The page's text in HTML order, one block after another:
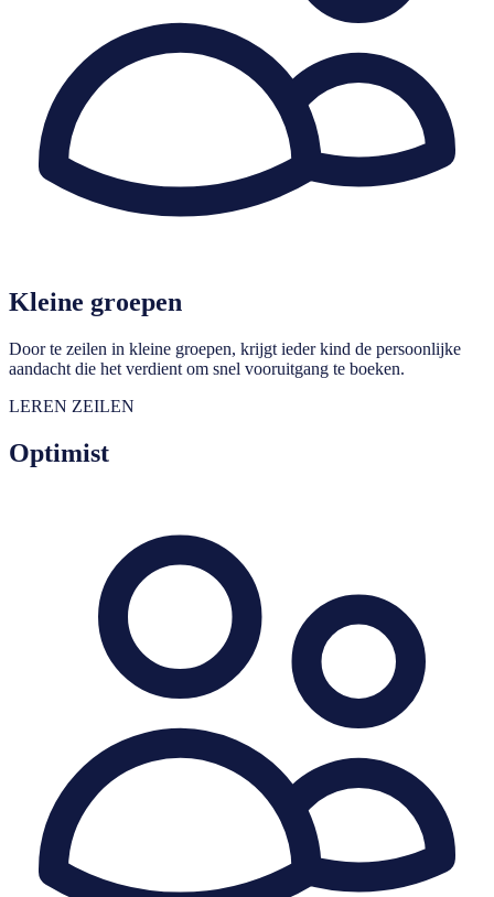
Kleine groepen
Door te zeilen in kleine groepen, krijgt ieder kind de persoonlijke
aandacht die het verdient om snel vooruitgang te boeken.
LEREN ZEILEN
Optimist